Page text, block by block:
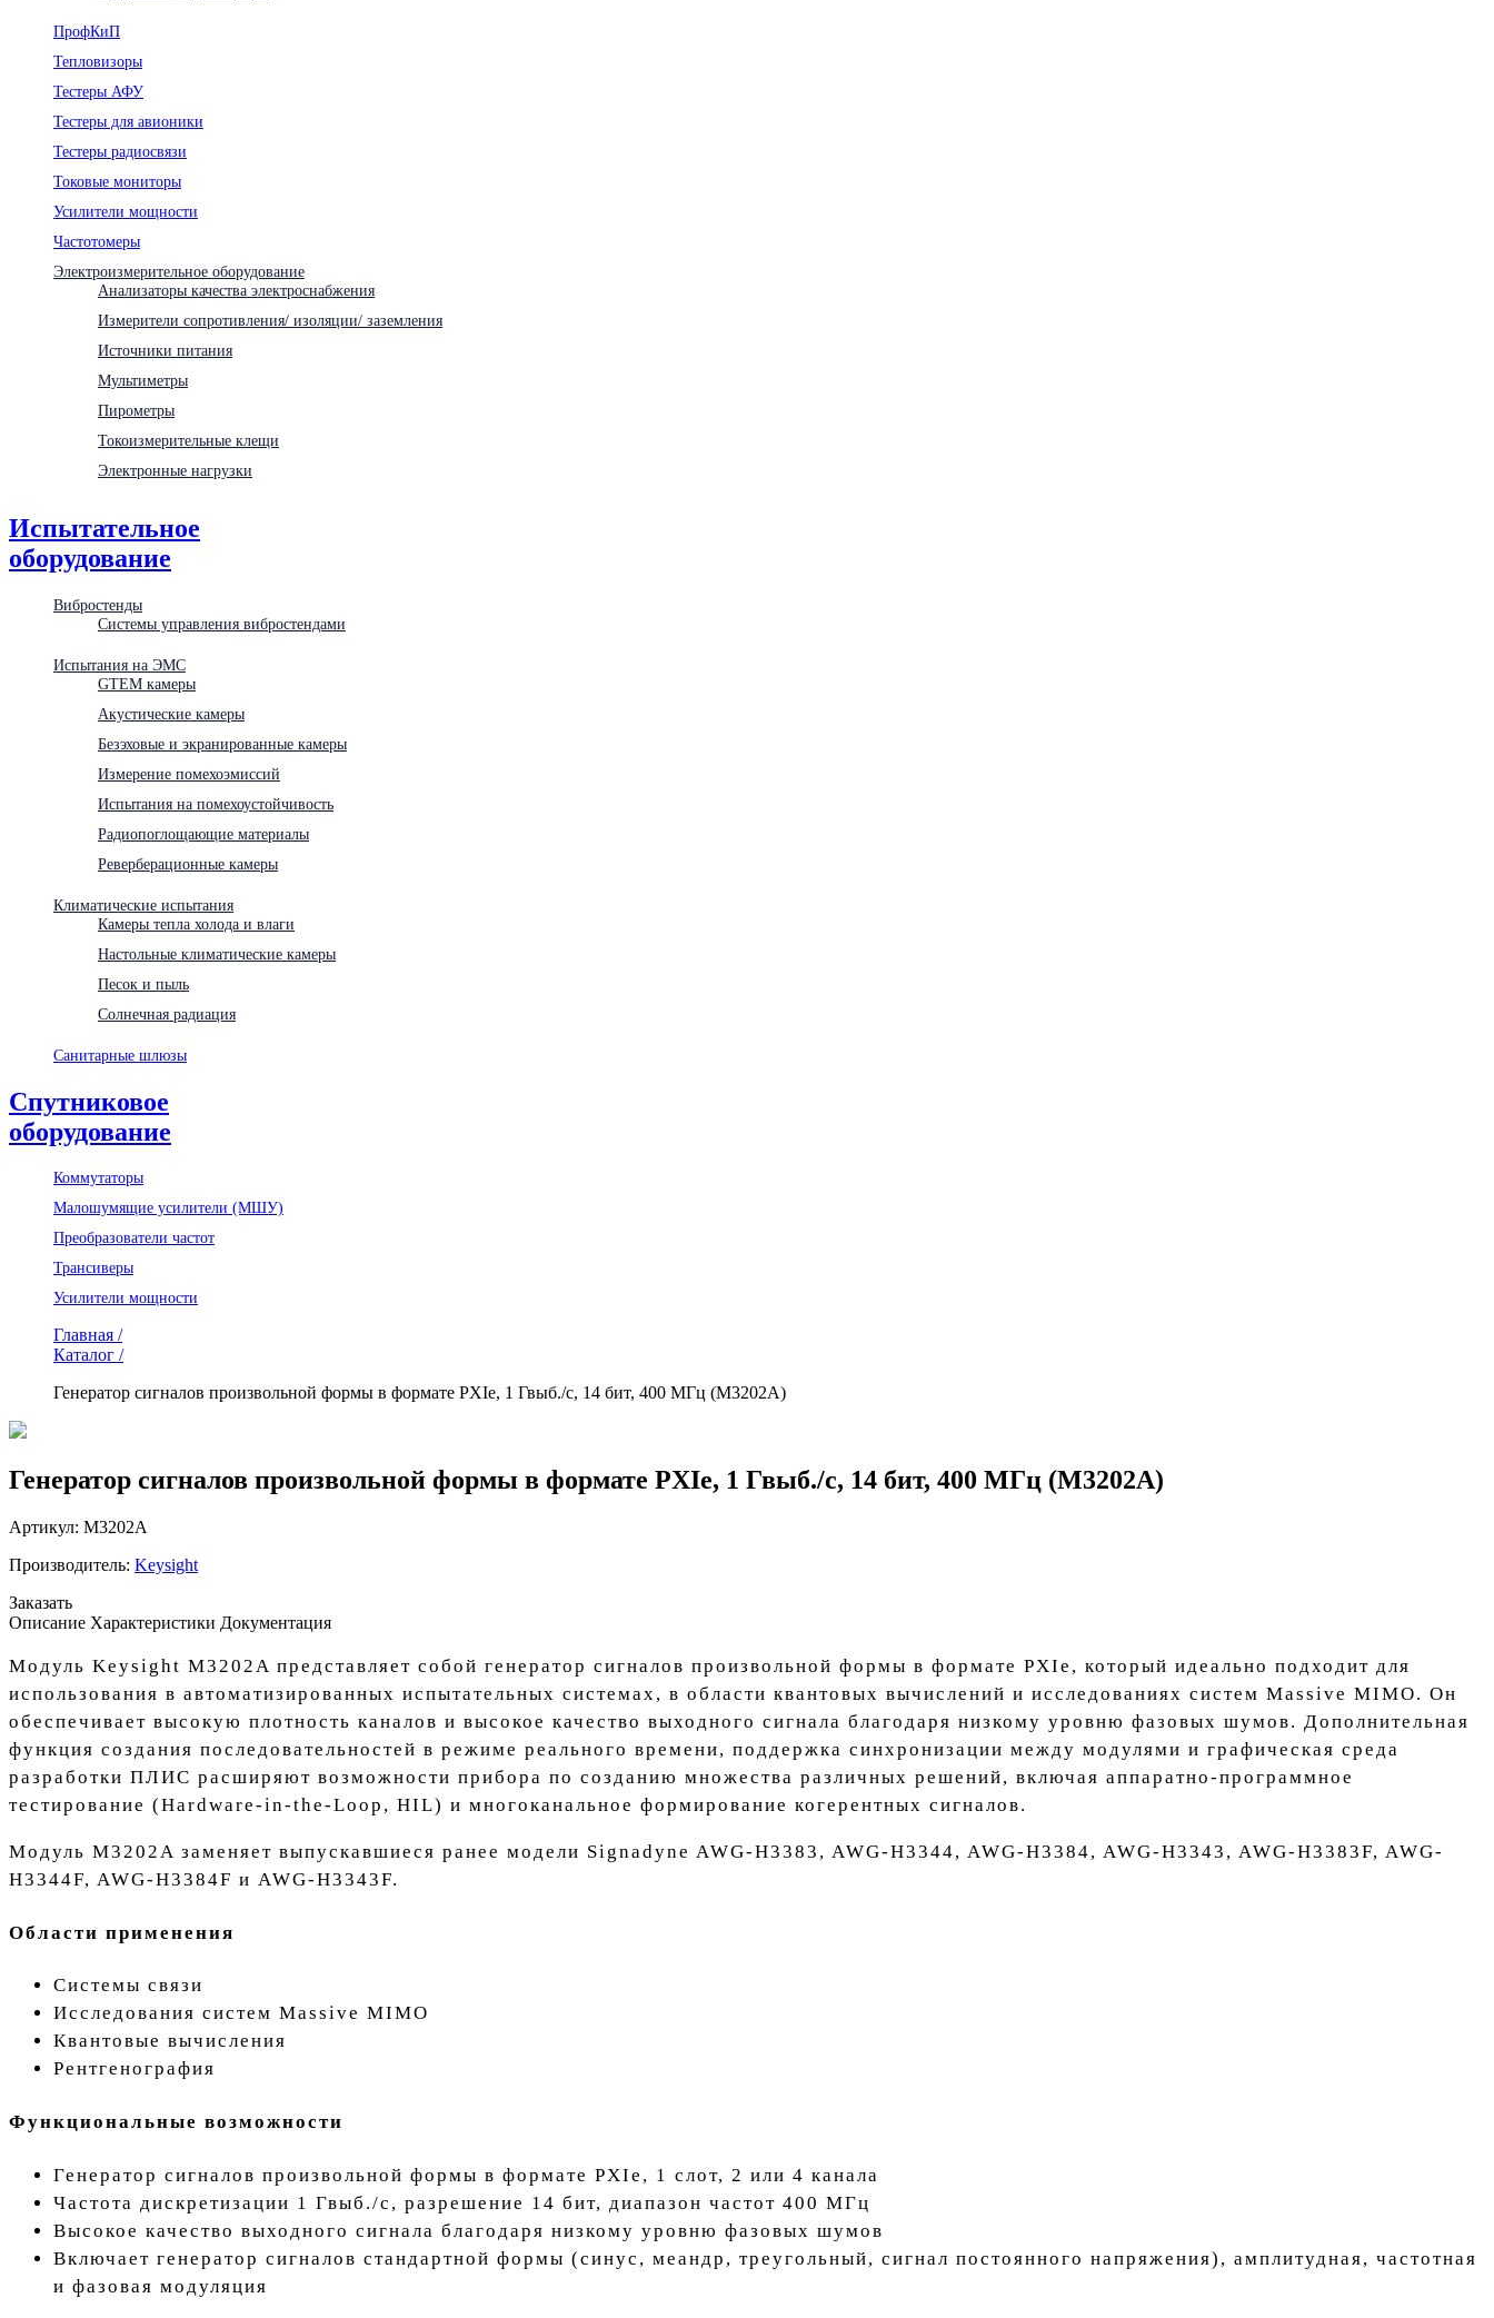
ПрофКиП
Тепловизоры
Тестеры АФУ
Тестеры для авионики
Тестеры радиосвязи
Токовые мониторы
Усилители мощности
Частотомеры
Электроизмерительное оборудование
Анализаторы качества электроснабжения
Измерители сопротивления/ изоляции/ заземления
Источники питания
Мультиметры
Пирометры
Токоизмерительные клещи
Электронные нагрузки
Испытательное
оборудование
Вибростенды
Системы управления вибростендами
Испытания на ЭМС
GTEM камеры
Акустические камеры
Безэховые и экранированные камеры
Измерение помехоэмиссий
Испытания на помехоустойчивость
Радиопоглощающие материалы
Реверберационные камеры
Климатические испытания
Камеры тепла холода и влаги
Настольные климатические камеры
Песок и пыль
Солнечная радиация
Санитарные шлюзы
Спутниковое
оборудование
Коммутаторы
Малошумящие усилители (МШУ)
Преобразователи частот
Трансиверы
Усилители мощности
Главная /
Каталог /
Генератор сигналов произвольной формы в формате PXIe, 1 Гвыб./с, 14 бит, 400 МГц (M3202A)
Генератор сигналов произвольной формы в формате PXIe, 1 Гвыб./с, 14 бит, 400 МГц (M3202A)
Артикул: M3202A
Производитель: Keysight
Заказать
Описание Характеристики Документация
Модуль Keysight M3202A представляет собой генератор сигналов произвольной формы в формате PXIe, который идеально подходит для
использования в автоматизированных испытательных системах, в области квантовых вычислений и исследованиях систем Massive MIMO. Он
обеспечивает высокую плотность каналов и высокое качество выходного сигнала благодаря низкому уровню фазовых шумов. Дополнительная
функция создания последовательностей в режиме реального времени, поддержка синхронизации между модулями и графическая среда
разработки ПЛИС расширяют возможности прибора по созданию множества различных решений, включая аппаратно-программное
тестирование (Hardware-in-the-Loop, HIL) и многоканальное формирование когерентных сигналов.
Модуль M3202A заменяет выпускавшиеся ранее модели Signadyne AWG-H3383, AWG-H3344, AWG-H3384, AWG-H3343, AWG-H3383F, AWG-
H3344F, AWG-H3384F и AWG-H3343F.
Области применения
Системы связи
Исследования систем Massive MIMO
Квантовые вычисления
Рентгенография
Функциональные возможности
Генератор сигналов произвольной формы в формате PXIe, 1 слот, 2 или 4 канала
Частота дискретизации 1 Гвыб./с, разрешение 14 бит, диапазон частот 400 МГц
Высокое качество выходного сигнала благодаря низкому уровню фазовых шумов
Включает генератор сигналов стандартной формы (синус, меандр, треугольный, сигнал постоянного напряжения), амплитудная, частотная
и фазовая модуляция